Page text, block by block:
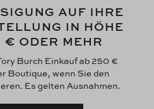
AUF IHRE
IN HÖHE
€ ODER MEHR
Burch Einkauf ab 250 €
Boutique, wenn Sie den
Es gelten Ausnahmen.